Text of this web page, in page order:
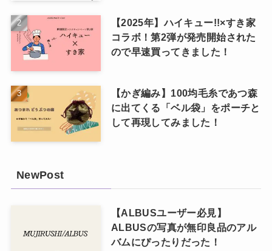
【2025年】ハイキュー!!×すき家
コラボ！第2弾が発売開始された
ので早速買ってきました！
【かぎ編み】100均毛糸であつ森
に出てくる「ベル袋」をポーチと
して再現してみました！
NewPost
【ALBUSユーザー必見】
ALBUSの写真が無印良品のアル
バムにぴったりだった！